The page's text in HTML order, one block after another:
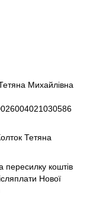
Михайлівна
Тетяна
пересилку коштів
Нової